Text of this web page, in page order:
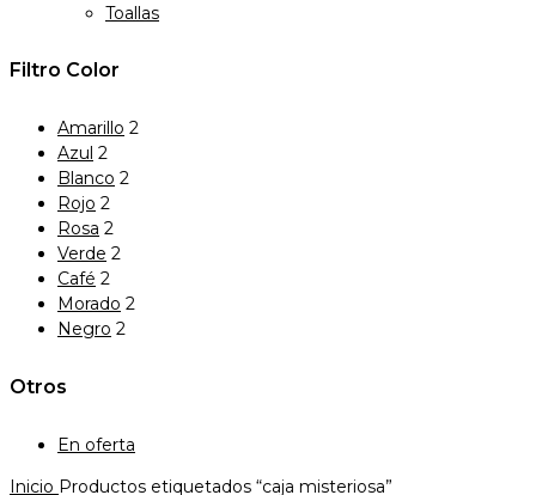
Toallas
Filtro Color
Amarillo 2
Azul 2
Blanco 2
Rojo 2
Rosa 2
Verde 2
Café 2
Morado 2
Negro 2
Otros
En oferta
Inicio Productos etiquetados “caja misteriosa”